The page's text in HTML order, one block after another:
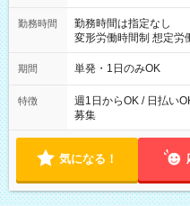
勤務時間
勤務時間は指定なし
変形労働時間制 想定労働時間160時
～21：00
期間 単発・1日のみOK
特徴
週1日からOK / 日払い
募集
気になる！